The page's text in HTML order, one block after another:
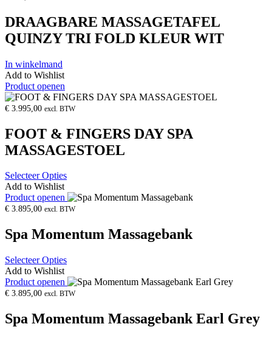
DRAAGBARE MASSAGETAFEL
QUINZY TRI FOLD KLEUR WIT
In winkelmand
Add to Wishlist
Product openen
€ 3.995,00 excl. BTW
FOOT & FINGERS DAY SPA
MASSAGESTOEL
Selecteer Opties
Add to Wishlist
Product openen
€ 3.895,00 excl. BTW
Spa Momentum Massagebank
Selecteer Opties
Add to Wishlist
Product openen
€ 3.895,00 excl. BTW
Spa Momentum Massagebank Earl Grey